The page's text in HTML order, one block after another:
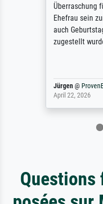
Überraschung für
Ehefrau sein zum
auch Geburtstag
zugestellt wurde.
Jürgen@
April 22, 2026
Questions